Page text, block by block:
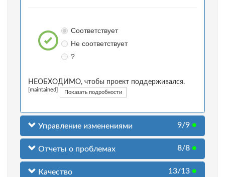
Соответствует
Не соответствует
?
НЕОБХОДИМО, чтобы проект поддерживался.
[maintained] Показать подробности
Управление изменениями 9/9 ●
Отчеты о проблемах 8/8 ●
Качество 13/13 ●